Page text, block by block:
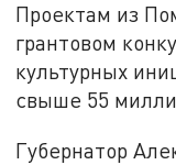
Проектам из
грантовом
культурных
свыше 55
Губернатор